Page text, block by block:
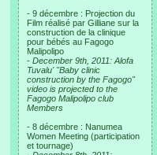
- 9 décembre : Projection du
Film réalisé par Gilliane sur la
construction de la clinique
pour bébés au Fagogo
Malipolipo
- December 9th, 2011: Alofa
Tuvalu' "Baby clinic
construction by the Fagogo"
video is projected to the
Fagogo Malipolipo club
Members
- 8 décembre : Nanumea
Women Meeting (participation
et tournage)